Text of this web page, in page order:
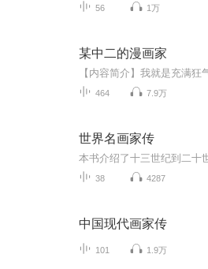
56 1万
某中二的漫画家
464 7.9万
世界名画家传
38 4287
中国现代画家传
101 1.9万